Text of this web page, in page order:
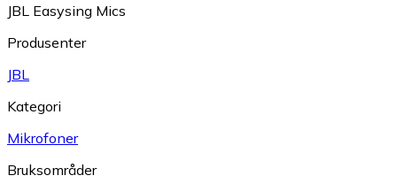
JBL Easysing Mics
Produsenter
JBL
Kategori
Mikrofoner
Bruksområder